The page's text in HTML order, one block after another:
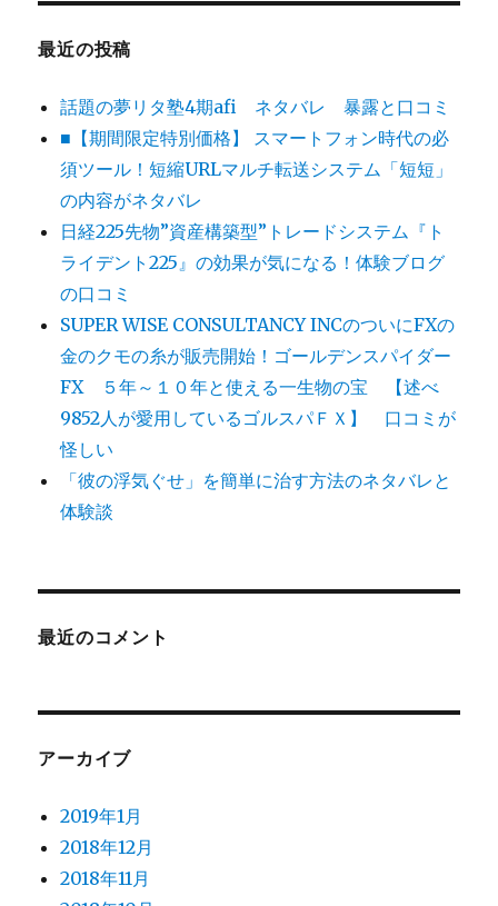
最近の投稿
話題の夢リタ塾4期afi ネタバレ 暴露と口コミ
■【期間限定特別価格】 スマートフォン時代の必
須ツール！短縮URLマルチ転送システム「短短」
の内容がネタバレ
日経225先物”資産構築型”トレードシステム『ト
ライデント225』の効果が気になる！体験ブログ
の口コミ
SUPER WISE CONSULTANCY INCのついにFXの
金のクモの糸が販売開始！ゴールデンスパイダー
FX ５年～１０年と使える一生物の宝 【述べ
9852人が愛用しているゴルスパＦＸ】 口コミが
怪しい
「彼の浮気ぐせ」を簡単に治す方法のネタバレと
体験談
最近のコメント
アーカイブ
2019年1月
2018年12月
2018年11月